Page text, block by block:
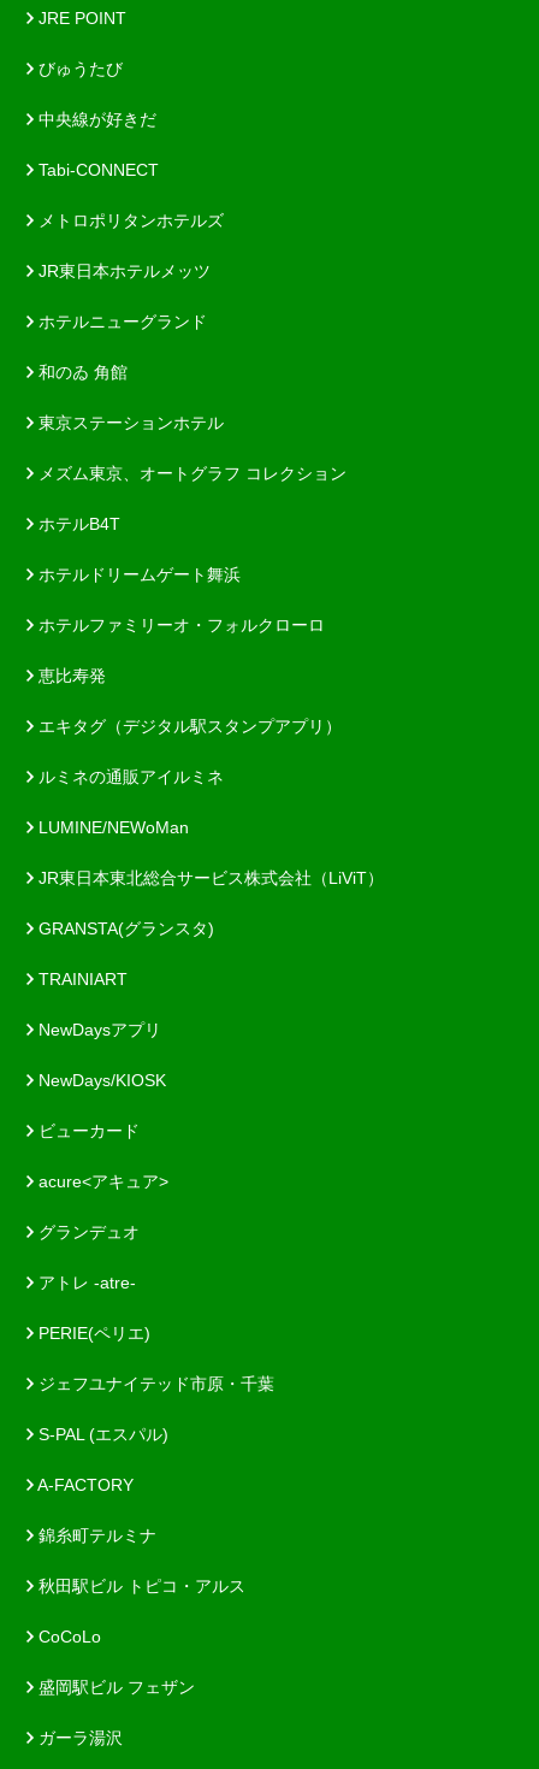
JRE POINT
びゅうたび
中央線が好きだ
Tabi-CONNECT
メトロポリタンホテルズ
JR東日本ホテルメッツ
ホテルニューグランド
和のゐ 角館
東京ステーションホテル
メズム東京、オートグラフ コレクション
ホテルB4T
ホテルドリームゲート舞浜
ホテルファミリーオ・フォルクローロ
恵比寿発
エキタグ（デジタル駅スタンプアプリ）
ルミネの通販アイルミネ
LUMINE/NEWoMan
JR東日本東北総合サービス株式会社（LiViT）
GRANSTA(グランスタ)
TRAINIART
NewDaysアプリ
NewDays/KIOSK
ビューカード
acure<アキュア>
グランデュオ
アトレ -atre-
PERIE(ペリエ)
ジェフユナイテッド市原・千葉
S-PAL (エスパル)
A-FACTORY
錦糸町テルミナ
秋田駅ビル トピコ・アルス
CoCoLo
盛岡駅ビル フェザン
ガーラ湯沢